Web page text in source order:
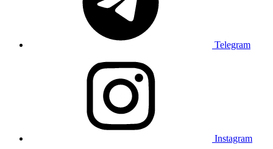
Telegram
Instagram